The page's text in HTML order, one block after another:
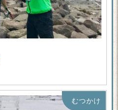
むつかけ